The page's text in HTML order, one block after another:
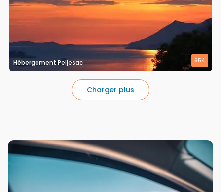
654
Hébergement Peljesac
Charger plus